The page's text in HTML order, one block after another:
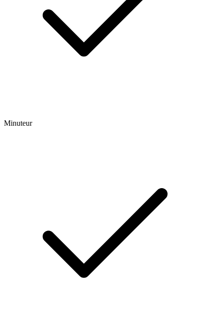
Minuteur